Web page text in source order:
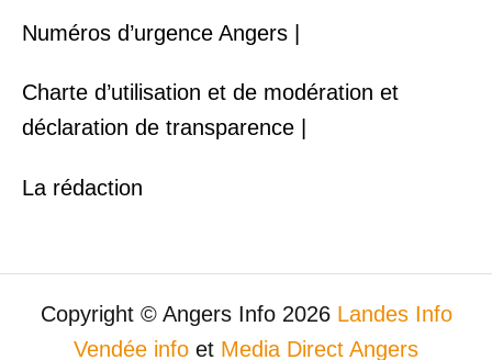
Numéros d’urgence Angers |
Charte d’utilisation et de modération et
déclaration de transparence |
La rédaction
Copyright © Angers Info 2026 Landes Info
Vendée info et Media Direct Angers